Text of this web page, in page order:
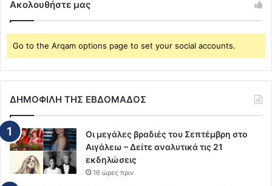
Ακολουθήστε μας
Go to the Arqam options page to set your social accounts.
ΔΗΜΟΦΙΛΗ ΤΗΣ ΕΒΔΟΜΑΔΟΣ
Οι μεγάλες βραδιές του Σεπτέμβρη στο
Αιγάλεω – Δείτε αναλυτικά τις 21
εκδηλώσεις
16 ώρες πριν